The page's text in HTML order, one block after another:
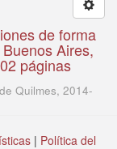
de forma
Aires,
páginas
Quilmes, 2014-
| Política del